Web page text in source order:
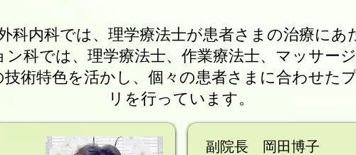
科内科では、理学療法士が患者さまの治療にあ
ン科では、理学療法士、作業療法士、マッサー
術特色を活かし、個々の患者さまに合わせた
リを行っています。
副院長 岡田博子